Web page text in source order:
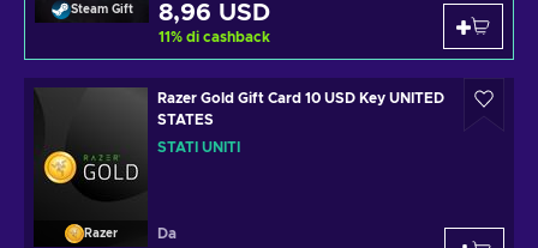
Steam Gift 8,96 USD
11% di cashback
Razer
Razer Gold Gift Card 10 USD Key UNITED
STATES
STATI UNITI
Da